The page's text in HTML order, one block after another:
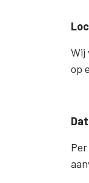
Wij
op